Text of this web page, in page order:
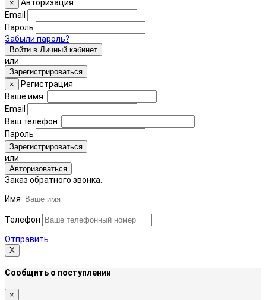
×
Авторизация
Email
Пароль
Забыли пароль?
Войти в Личный кабинет
или
Зарегистрироваться
×
Регистрация
Ваше имя:
Email
Ваш телефон:
Пароль
Зарегистрироваться
или
Авторизоваться
Заказ обратного звонка.
Имя
Телефон
Отправить
Х
Сообщить о поступлении
×